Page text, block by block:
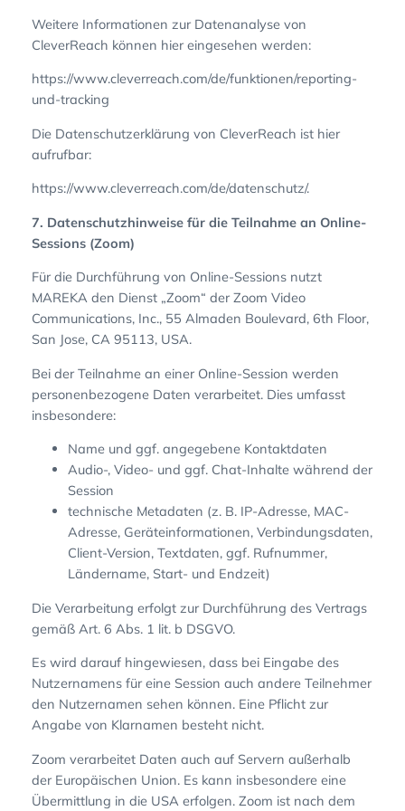
Weitere Informationen zur Datenanalyse von
CleverReach können hier eingesehen werden:
https://www.cleverreach.com/de/funktionen/reporting-
und-tracking
Die Datenschutzerklärung von CleverReach ist hier
aufrufbar:
https://www.cleverreach.com/de/datenschutz/.
7. Datenschutzhinweise für die Teilnahme an Online-
Sessions (Zoom)
Für die Durchführung von Online-Sessions nutzt
MAREKA den Dienst „Zoom“ der Zoom Video
Communications, Inc., 55 Almaden Boulevard, 6th Floor,
San Jose, CA 95113, USA.
Bei der Teilnahme an einer Online-Session werden
personenbezogene Daten verarbeitet. Dies umfasst
insbesondere:
Name und ggf. angegebene Kontaktdaten
Audio-, Video- und ggf. Chat-Inhalte während der
Session
technische Metadaten (z. B. IP-Adresse, MAC-
Adresse, Geräteinformationen, Verbindungsdaten,
Client-Version, Textdaten, ggf. Rufnummer,
Ländername, Start- und Endzeit)
Die Verarbeitung erfolgt zur Durchführung des Vertrags
gemäß Art. 6 Abs. 1 lit. b DSGVO.
Es wird darauf hingewiesen, dass bei Eingabe des
Nutzernamens für eine Session auch andere Teilnehmer
den Nutzernamen sehen können. Eine Pflicht zur
Angabe von Klarnamen besteht nicht.
Zoom verarbeitet Daten auch auf Servern außerhalb
der Europäischen Union. Es kann insbesondere eine
Übermittlung in die USA erfolgen. Zoom ist nach dem